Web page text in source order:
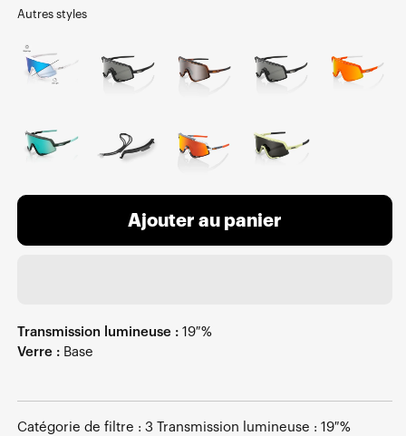
Autres styles
Ajouter au panier
Transmission lumineuse : 19 %
Verre : Base
Catégorie de filtre : 3 Transmission lumineuse : 19 %